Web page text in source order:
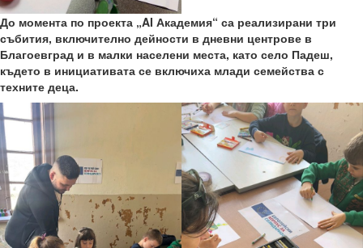
До момента по проекта „AI Академия“ са реализирани три
събития, включително дейности в дневни центрове в
Благоевград и в малки населени места, като село Падеш,
където в инициативата се включиха млади семейства с
техните деца.